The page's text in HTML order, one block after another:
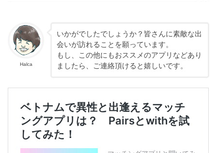
Halca
いかがでしたでしょうか？皆さんに素敵な出
会いが訪れることを願っています。
もし、この他にもおススメのアプリなどあり
ましたら、ご連絡頂けると嬉しいです。